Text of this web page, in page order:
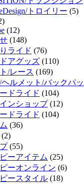
トロイリー (5)
(12)
(148)
ライド (76)
アグッズ (110)
/レース (169)
ヘルメット/バックパ
ドライド (104)
ンショップ(12)
ドライド (104)
(36)
(2)
(55)
ーアイテム (25)
ーオンライン (6)
ースタイル (18)